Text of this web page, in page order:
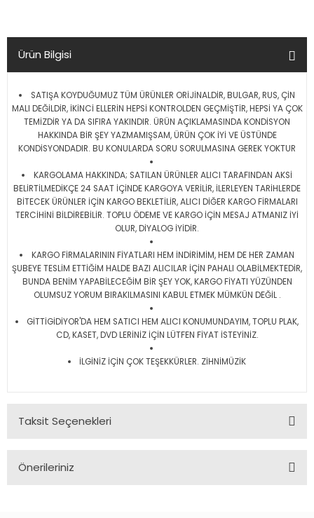
Ürün Bilgisi
SATIŞA KOYDUĞUMUZ TÜM ÜRÜNLER ORİJİNALDİR, BULGAR, RUS, ÇİN
MALI DEĞİLDİR, İKİNCİ ELLERİN HEPSİ KONTROLDEN GEÇMİŞTİR, HEPSİ YA ÇOK
TEMİZDİR YA DA SIFIRA YAKINDIR. ÜRÜN AÇIKLAMASINDA KONDİSYON
HAKKINDA BİR ŞEY YAZMAMIŞSAM, ÜRÜN ÇOK İYİ VE ÜSTÜNDE
KONDİSYONDADIR. BU KONULARDA SORU SORULMASINA GEREK YOKTUR
KARGOLAMA HAKKINDA; SATILAN ÜRÜNLER ALICI TARAFINDAN AKSİ
BELİRTİLMEDİKÇE 24 SAAT İÇİNDE KARGOYA VERİLİR, İLERLEYEN TARİHLERDE
BİTECEK ÜRÜNLER İÇİN KARGO BEKLETİLİR, ALICI DİĞER KARGO FİRMALARI
TERCİHİNİ BİLDİREBİLİR. TOPLU ÖDEME VE KARGO İÇİN MESAJ ATMANIZ İYİ
OLUR, DİYALOG İYİDİR.
KARGO FİRMALARININ FİYATLARI HEM İNDİRİMİM, HEM DE HER ZAMAN
ŞUBEYE TESLİM ETTİĞİM HALDE BAZI ALICILAR İÇİN PAHALI OLABİLMEKTEDİR,
BUNDA BENİM YAPABİLECEĞİM BİR ŞEY YOK, KARGO FİYATI YÜZÜNDEN
OLUMSUZ YORUM BIRAKILMASINI KABUL ETMEK MÜMKÜN DEĞİL .
GİTTİGİDİYOR'DA HEM SATICI HEM ALICI KONUMUNDAYIM, TOPLU PLAK,
CD, KASET, DVD LERİNİZ İÇİN LÜTFEN FİYAT İSTEYİNİZ.
İLGİNİZ İÇİN ÇOK TEŞEKKÜRLER. ZİHNİMÜZİK
Taksit Seçenekleri
Önerileriniz